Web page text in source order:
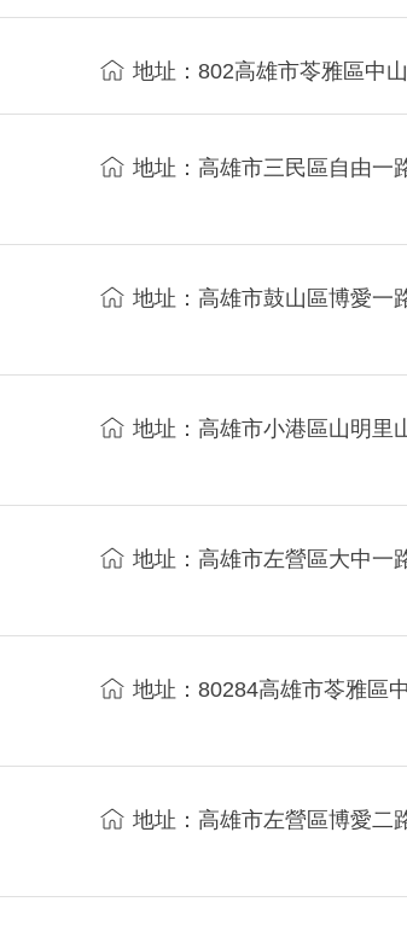
地址：802高雄市苓雅區中
地址：高雄市三民區自由一
地址：高雄市鼓山區博愛一
地址：高雄市小港區山明里
地址：高雄市左營區大中一
地址：80284高雄市苓雅區
地址：高雄市左營區博愛二